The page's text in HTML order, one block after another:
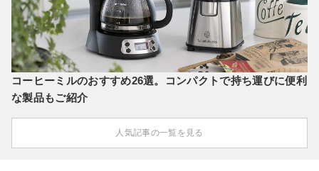
コーヒーミルのおすすめ26選。コンパクトで持ち運びに便利
な製品もご紹介
人気記事の一覧を見る